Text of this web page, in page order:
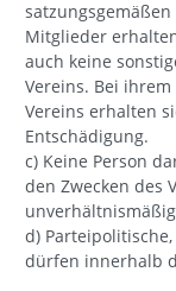
Mitglieder
auch keine
Vereins. Bei
Vereins erhalten
Entschädigung.
c) Keine Person
den Zwecken des
d)
dürfen innerhalb